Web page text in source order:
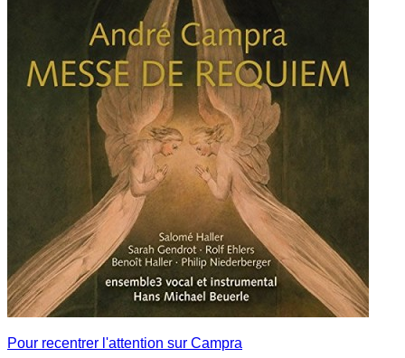
Pour recentrer l'attention sur Campra